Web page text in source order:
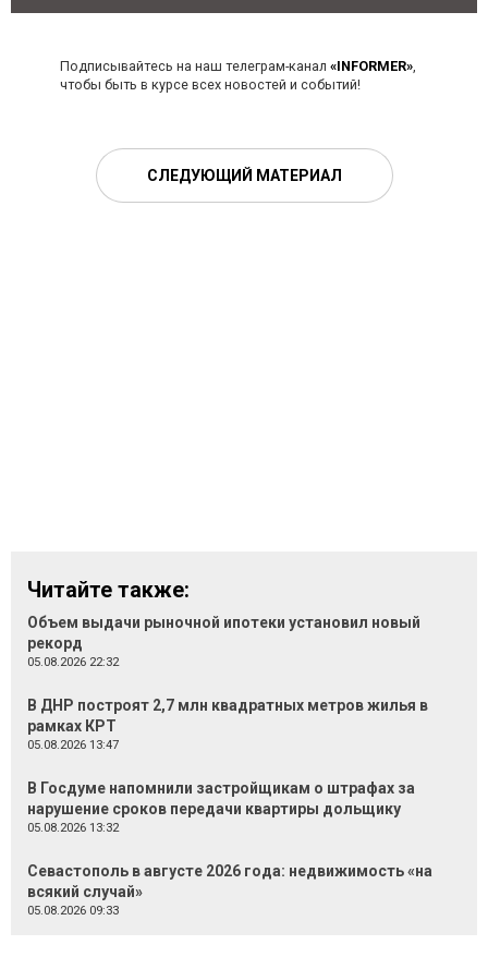
Подписывайтесь на наш телеграм-канал «INFORMER»,
чтобы быть в курсе всех новостей и событий!
СЛЕДУЮЩИЙ МАТЕРИАЛ
Читайте также:
Объем выдачи рыночной ипотеки установил новый
рекорд
05.08.2026 22:32
В ДНР построят 2,7 млн квадратных метров жилья в
рамках КРТ
05.08.2026 13:47
В Госдуме напомнили застройщикам о штрафах за
нарушение сроков передачи квартиры дольщику
05.08.2026 13:32
Севастополь в августе 2026 года: недвижимость «на
всякий случай»
05.08.2026 09:33